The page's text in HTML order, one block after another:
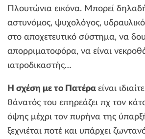
Πλουτώνια εικόνα. Μπορεί
αστυνόμος, ψυχολόγος,
στο αποχετευτικό σύστημα, να
απορριματοφόρα, να είναι
ιατροδικαστής…
Η σχέση με το Πατέρα είναι
θάνατός του επηρεάζει πχ τον
όψης μέχρι τον πυρήνα της
ξεχνιέται ποτέ και υπάρχει